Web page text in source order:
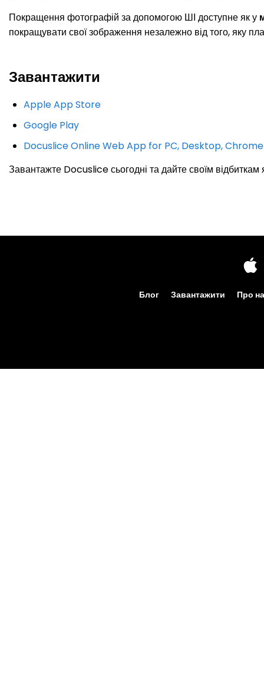
Покращення фотографій за допомогою ШІ доступне як у
покращувати свої зображення незалежно від того, яку
Завантажити
Apple App Store
Google Play
Docuslice Online Web App for PC, Desktop,
Завантажте Docuslice сьогодні та дайте своїм відбиткам
Блог Завантажити Про